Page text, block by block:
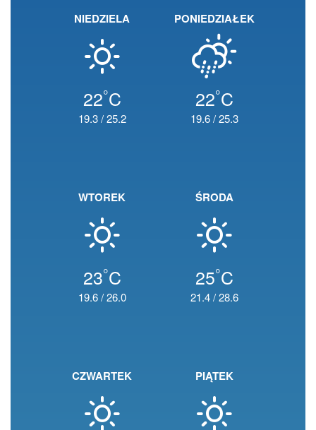
NIEDZIELA
22°C
19.3/25.2
PONIEDZIAŁEK
22°C
19.6/25.3
WTOREK
23°C
19.6/26.0
ŚRODA
25°C
21.4/28.6
CZWARTEK PIĄTEK